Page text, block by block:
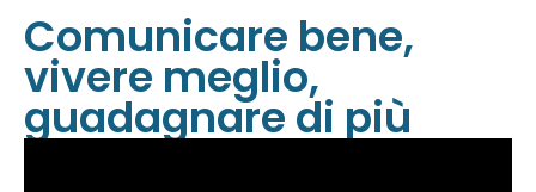
Comunicare bene,
vivere meglio,
guadagnare di più